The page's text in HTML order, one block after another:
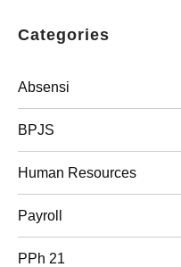
Categories
Absensi
BPJS
Human Resources
Payroll
PPh 21